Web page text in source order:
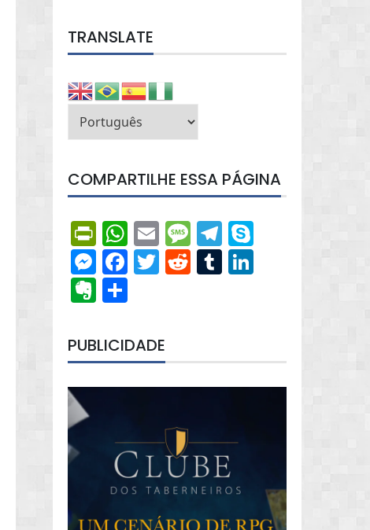
TRANSLATE
COMPARTILHE ESSA PÁGINA
PrintFriendly
WhatsApp
EmailMessage
Telegram
Messenger
Facebook
Twitter
RedditTumblr
Evernote
PUBLICIDADE